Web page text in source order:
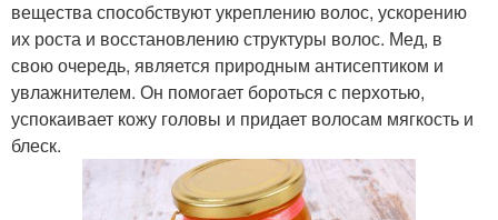
вещества способствуют укреплению волос, ускорению
их роста и восстановлению структуры волос. Мед, в
свою очередь, является природным антисептиком и
увлажнителем. Он помогает бороться с перхотью,
успокаивает кожу головы и придает волосам мягкость и
блеск.